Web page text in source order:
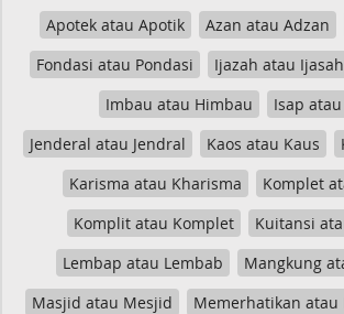
Apotek atau Apotik
Azan atau Adzan
Fondasi atau Pondasi
Ijazah atau Ijasah
Imbau atau Himbau
Isap
Jenderal atau Jendral
Kaos atau Kaus
Karisma atau Kharisma
Komplet
Komplit atau Komplet
Kuitansi
Lembap atau Lembab
Mangkung
Masjid atau Mesjid
Memerhatikan